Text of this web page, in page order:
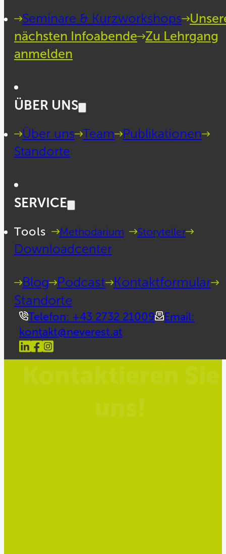
Seminare & Kurzworkshops
nächsten Infoabende Zu Lehrgang
anmelden
ÜBER UNS
Über uns Team
Publikationen
Standorte
SERVICE
Tools Methodarium Storyteller
Downloadcenter
Blog Podcast Kontaktformular
Standorte
Telefon: +43 2732 21009
Email:
kontakt@neverest.at